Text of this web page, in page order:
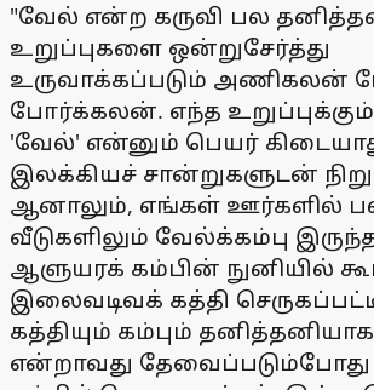
"வேல் என்ற கருவி பல
உறுப்புகளை ஒன்றுசேர்த்து
உருவாக்கப்படும் அணிகலன்
போர்க்கலன். எந்த
'வேல்' என்னும் பெயர்
இலக்கியச் சான்றுகளுடன்
ஆனாலும், எங்கள் ஊர்களில்
வீடுகளிலும் வேல்க்கம்பு
ஆளுயரக் கம்பின் நுனியில்
இலைவடிவக் கத்தி
கத்தியும் கம்பும்
என்றாவது